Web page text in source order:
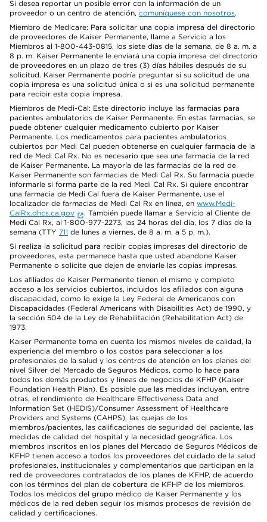
Si desea reportar un posible error con la información de un
proveedor o un centro de atención, comuníquese con nosotros.
Miembro de Medicare: Para solicitar una copia impresa del directorio
de proveedores de Kaiser Permanente, llame a Servicio a los
Miembros al 1-800-443-0815, los siete días de la semana, de 8 a. m. a
8 p. m. Kaiser Permanente le enviará una copia impresa del directorio
de proveedores en un plazo de tres (3) días hábiles después de su
solicitud. Kaiser Permanente podría preguntar si su solicitud de una
copia impresa es una solicitud única o si es una solicitud permanente
para recibir esta copia impresa.
Miembros de Medi-Cal: Este directorio incluye las farmacias para
pacientes ambulatorios de Kaiser Permanente. En estas farmacias, se
puede obtener cualquier medicamento cubierto por Kaiser
Permanente. Los medicamentos para pacientes ambulatorios
cubiertos por Medi Cal pueden obtenerse en cualquier farmacia de la
red de Medi Cal Rx. No es necesario que sea una farmacia de la red
de Kaiser Permanente. La mayoría de las farmacias de la red de
Kaiser Permanente son farmacias de Medi Cal Rx. Su farmacia puede
informarle si forma parte de la red Medi Cal Rx. Si quiere encontrar
una farmacia de Medi Cal fuera de Kaiser Permanente, use el
localizador de farmacias de Medi Cal Rx en línea, en www.Medi-
CalRx.dhcs.ca.gov
. También puede llamar a Servicio al Cliente de
Medi Cal Rx, al 1-800-977-2273, las 24 horas del día, los 7 días de la
semana (TTY 711 de lunes a viernes, de 8 a. m. a 5 p. m.).
Si realiza la solicitud para recibir copias impresas del directorio de
proveedores, esta permanece hasta que usted abandone Kaiser
Permanente o solicite que dejen de enviarle las copias impresas.
Los afiliados de Kaiser Permanente tienen el mismo y completo
acceso a los servicios cubiertos, incluidos los afiliados con alguna
discapacidad, como lo exige la Ley Federal de Americanos con
Discapacidades (Federal Americans with Disabilities Act) de 1990, y
la sección 504 de la Ley de Rehabilitación (Rehabilitation Act) de
1973.
Kaiser Permanente toma en cuenta los mismos niveles de calidad, la
experiencia del miembro o los costos para seleccionar a los
profesionales de la salud y los centros de atención en los planes del
nivel Silver del Mercado de Seguros Médicos, como lo hace para
todos los demás productos y líneas de negocios de KFHP (Kaiser
Foundation Health Plan). Es posible que las medidas incluyan, entre
otras, el rendimiento de Healthcare Effectiveness Data and
Information Set (HEDIS)/Consumer Assessment of Healthcare
Providers and Systems (CAHPS), las quejas de los
miembros/pacientes, las calificaciones de seguridad del paciente, las
medidas de calidad del hospital y la necesidad geográfica. Los
miembros inscritos en los planes del Mercado de Seguros Médicos de
KFHP tienen acceso a todos los proveedores del cuidado de la salud
profesionales, institucionales y complementarios que participan en la
red de proveedores contratados de los planes de KFHP, de acuerdo
con los términos del plan de cobertura de KFHP de los miembros.
Todos los médicos del grupo médico de Kaiser Permanente y los
médicos de la red deben seguir los mismos procesos de revisión de
calidad y certificaciones.